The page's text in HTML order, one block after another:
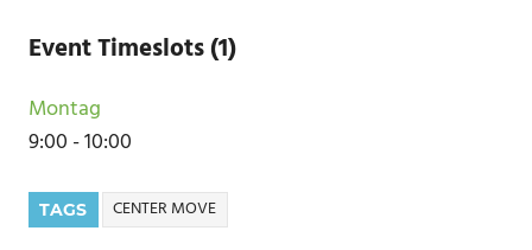
Event Timeslots (1)
Montag
9:00 -10:00
TAGS CENTER MOVE